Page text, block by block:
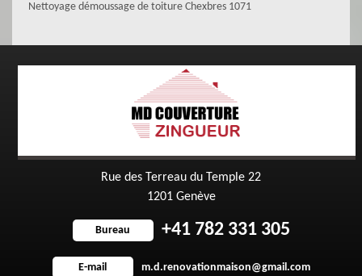
Nettoyage démoussage de toiture Chexbres 1071
Rue des Terreau du Temple 22
1201 Genève
Bureau +41 782 331 305
E-mail m.d.renovationmaison@gmail.com